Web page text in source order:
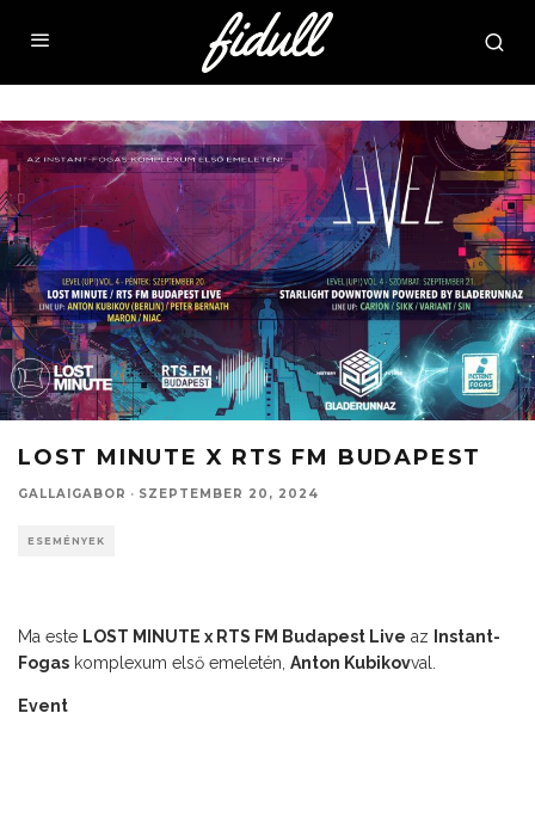
LOST MINUTE X RTS FM BUDAPEST
GALLAIGABOR · SZEPTEMBER 20, 2024
ESEMÉNYEK
Ma este LOST MINUTE x RTS FM Budapest Live az
Instant-
Fogas komplexum első emeletén, Anton Kubikovval.
Event